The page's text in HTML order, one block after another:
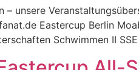
– unsere
Eastercup Berlin
Schwimmen II SSE